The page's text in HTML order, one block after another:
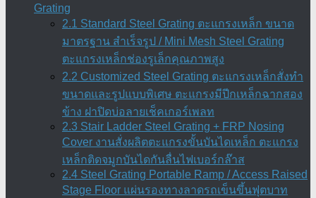
Grating
2.1 Standard Steel Grating ตะแกรงเหล็ก ขนาด
มาตรฐาน สำเร็จรูป / Mini Mesh Steel Grating
ตะแกรงเหล็กช่องรูเล็กคุณภาพสูง
2.2 Customized Steel Grating ตะแกรงเหล็กสั่งทำ
ขนาดและรูปแบบพิเศษ ตะแกรงมีปีกเหล็กฉากสอง
ข้าง ฝาปิดบ่อลายเช็คเกอร์เพลท
2.3 Stair Ladder Steel Grating + FRP Nosing
Cover งานสั่งผลิตตะแกรงขั้นบันไดเหล็ก ตะแกรง
เหล็กติดจมูกบันไดกันลื่นไฟเบอร์กล๊าส
2.4 Steel Grating Portable Ramp / Access Raised
Stage Floor แผ่นรองทางลาดรถเข็นขึ้นฟุตบาท